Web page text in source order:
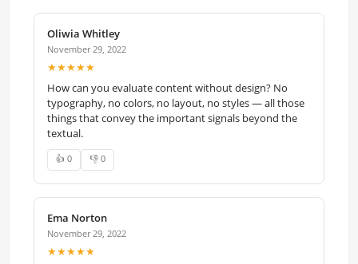
Oliwia Whitley
November 29, 2022
★★★★★
How can you evaluate content without design? No
typography, no colors, no layout, no styles — all those
things that convey the important signals beyond the
textual.
👍 0 👎 0
Ema Norton
November 29, 2022
★★★★★